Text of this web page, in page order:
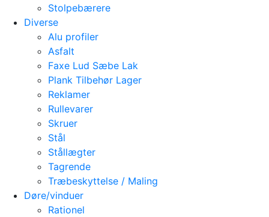
Stolpebærere
Diverse
Alu profiler
Asfalt
Faxe Lud Sæbe Lak
Plank Tilbehør Lager
Reklamer
Rullevarer
Skruer
Stål
Stållægter
Tagrende
Træbeskyttelse / Maling
Døre/vinduer
Rationel